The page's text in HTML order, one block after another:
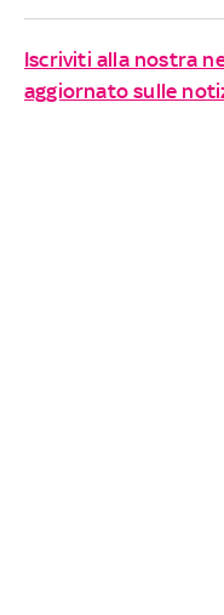
Iscriviti alla nostra
aggiornato sulle